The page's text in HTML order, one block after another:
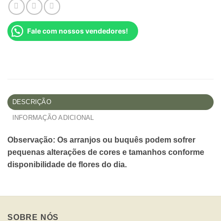
Fale com nossos vendedores!
DESCRIÇÃO
INFORMAÇÃO ADICIONAL
Observação: Os arranjos ou buquês podem sofrer
pequenas alterações de cores e tamanhos conforme
disponibilidade de flores do dia.
SOBRE NÓS